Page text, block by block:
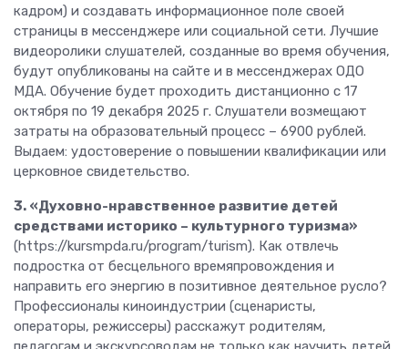
кадром) и создавать информационное поле своей
страницы в мессенджере или социальной сети. Лучшие
видеоролики слушателей, созданные во время обучения,
будут опубликованы на сайте и в мессенджерах ОДО
МДА. Обучение будет проходить дистанционно с 17
октября по 19 декабря 2025 г. Слушатели возмещают
затраты на образовательный процесс – 6900 рублей.
Выдаем: удостоверение о повышении квалификации или
церковное свидетельство.
3. «Духовно-нравственное развитие детей
средствами историко – культурного туризма»
(https://kursmpda.ru/program/turism). Как отвлечь
подростка от бесцельного времяпровождения и
направить его энергию в позитивное деятельное русло?
Профессионалы киноиндустрии (сценаристы,
операторы, режиссеры) расскажут родителям,